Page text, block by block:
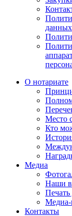
данных
О нотариате
Место
Кто
Медиа
Наши
Печать
Медиа-
Контакты